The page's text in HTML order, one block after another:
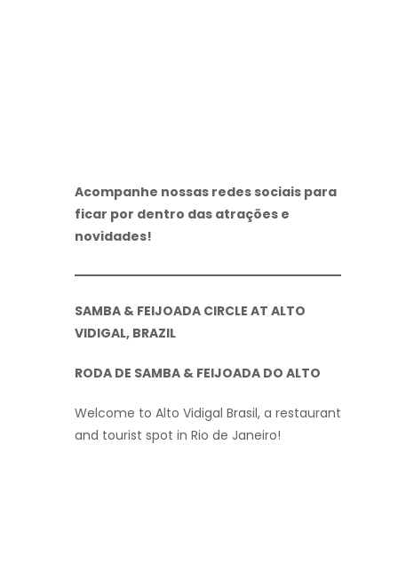
Acompanhe nossas redes sociais para
ficar por dentro das atrações e
novidades!
SAMBA & FEIJOADA CIRCLE AT ALTO
VIDIGAL, BRAZIL
RODA DE SAMBA & FEIJOADA DO ALTO
Welcome to Alto Vidigal Brasil, a restaurant
and tourist spot in Rio de Janeiro!